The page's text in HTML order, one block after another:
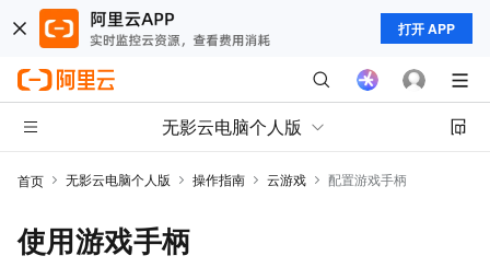
打开 APP
无影云电脑个人版
首页 无影云电脑个人版 操作指南 云游戏 配置游戏手柄
使用游戏手柄